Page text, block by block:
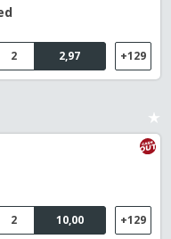
2,97
2 +129
10,00
2 +129